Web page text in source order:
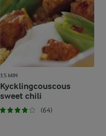
15 MIN
Kycklingcouscous
sweet chili
(64)